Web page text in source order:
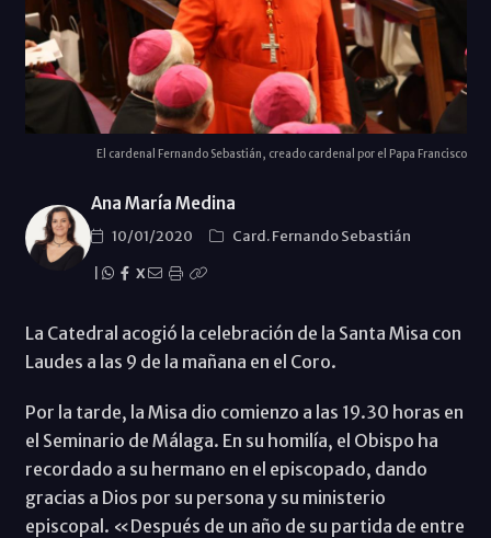
El cardenal Fernando Sebastián, creado cardenal por el Papa Francisco
Ana María Medina
10/01/2020
Card. Fernando Sebastián
X
La Catedral acogió la celebración de la Santa Misa con
Laudes a las 9 de la mañana en el Coro.
Por la tarde, la Misa dio comienzo a las 19.30 horas en
el Seminario de Málaga. En su homilía, el Obispo ha
recordado a su hermano en el episcopado, dando
gracias a Dios por su persona y su ministerio
episcopal. «Después de un año de su partida de entre